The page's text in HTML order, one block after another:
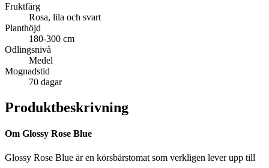
Fruktfärg
Rosa, lila och svart
Planthöjd
180-300 cm
Odlingsnivå
Medel
Mognadstid
70 dagar
Produktbeskrivning
Om Glossy Rose Blue
Glossy Rose Blue är en körsbärstomat som verkligen lever upp till